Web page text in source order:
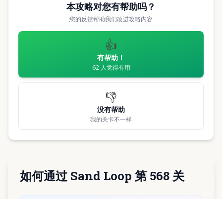
本攻略对您有帮助吗？
您的反馈帮助我们改进攻略内容
👍
有帮助！
62 人觉得有用
👎
没有帮助
我的关卡不一样
如何通过 Sand Loop 第 568 关